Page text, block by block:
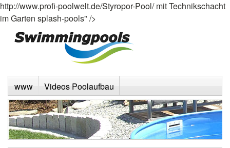
http://www.profi-poolwelt.de/Styropor-Pool/mit Technikschacht
im Garten splash-pools" />
www Videos Poolaufbau